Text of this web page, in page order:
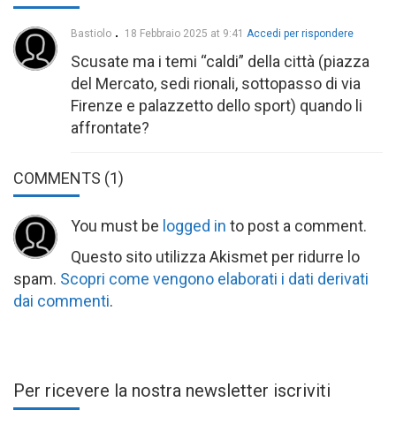
Bastiolo 18 Febbraio 2025 at 9:41 Accedi per rispondere
Scusate ma i temi “caldi” della città (piazza
del Mercato, sedi rionali, sottopasso di via
Firenze e palazzetto dello sport) quando li
affrontate?
COMMENTS (1)
You must be logged in to post a comment.
Questo sito utilizza Akismet per ridurre lo
spam. Scopri come vengono elaborati i dati derivati
dai commenti.
Per ricevere la nostra newsletter iscriviti